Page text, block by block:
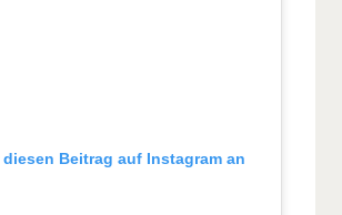
Beitrag auf Instagram an